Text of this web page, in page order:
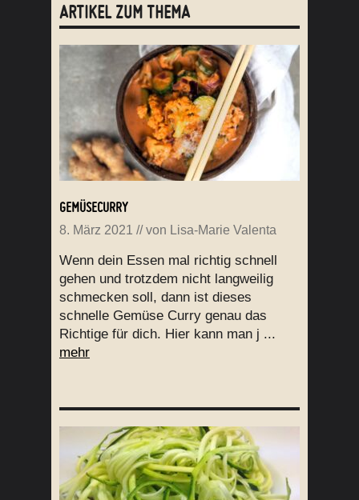
ARTIKEL ZUM THEMA
GEMÜSECURRY
8. März 2021 // von Lisa-Marie Valenta
Wenn dein Essen mal richtig schnell
gehen und trotzdem nicht langweilig
schmecken soll, dann ist dieses
schnelle Gemüse Curry genau das
Richtige für dich. Hier kann man j ...
mehr